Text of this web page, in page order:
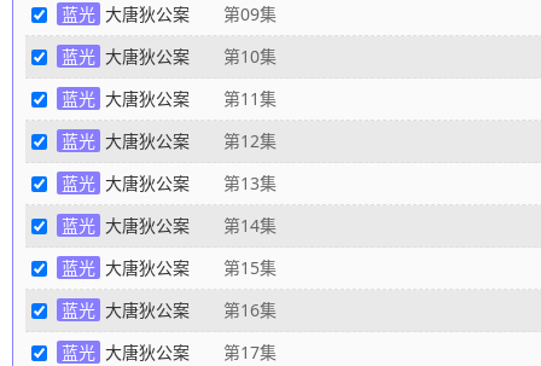
蓝光 大唐狄公案 第09集
蓝光 大唐狄公案 第10集
蓝光 大唐狄公案 第11集
蓝光 大唐狄公案 第12集
蓝光 大唐狄公案 第13集
蓝光 大唐狄公案 第14集
蓝光 大唐狄公案 第15集
蓝光 大唐狄公案 第16集
蓝光 大唐狄公案 第17集